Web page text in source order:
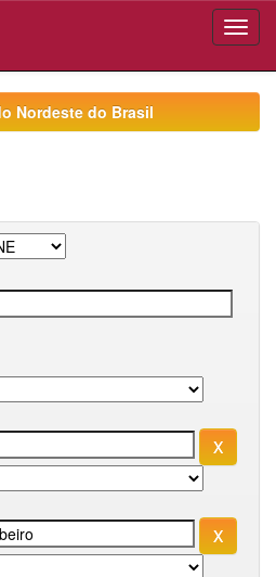
Nordeste do Brasil